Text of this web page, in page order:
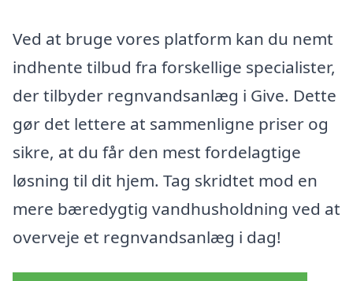
Ved at bruge vores platform kan du nemt
indhente tilbud fra forskellige specialister,
der tilbyder regnvandsanlæg i Give. Dette
gør det lettere at sammenligne priser og
sikre, at du får den mest fordelagtige
løsning til dit hjem. Tag skridtet mod en
mere bæredygtig vandhusholdning ved at
overveje et regnvandsanlæg i dag!